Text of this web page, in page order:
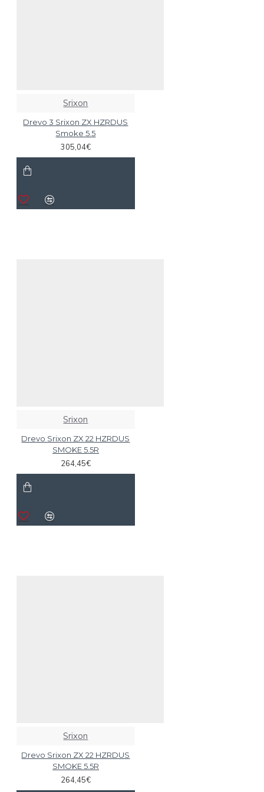
Srixon
Drevo 3 Srixon ZX HZRDUS
Smoke 5.5
305,04€
Srixon
Drevo Srixon ZX 22 HZRDUS
SMOKE 5.5R
264,45€
Srixon
Drevo Srixon ZX 22 HZRDUS
SMOKE 5.5R
264,45€